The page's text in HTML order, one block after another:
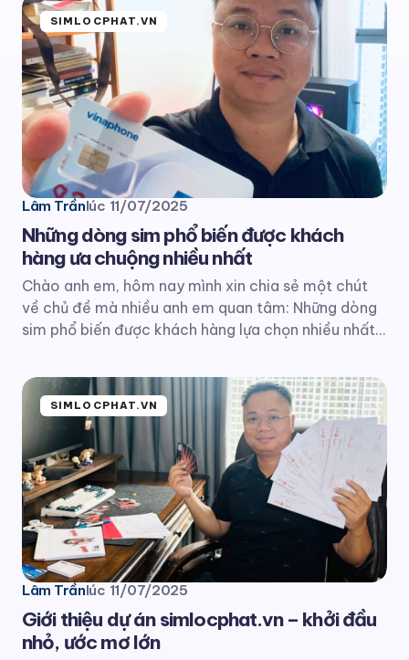
SIMLOCPHAT.VN
Lâm Trầnlúc 11/07/2025
Những dòng sim phổ biến được khách
hàng ưa chuộng nhiều nhất
Chào anh em, hôm nay mình xin chia sẻ một chút
về chủ đề mà nhiều anh em quan tâm: Những dòng
sim phổ biến được khách hàng lựa chọn nhiều nhất…
SIMLOCPHAT.VN
Lâm Trầnlúc 11/07/2025
Giới thiệu dự án simlocphat.vn – khởi đầu
nhỏ, ước mơ lớn